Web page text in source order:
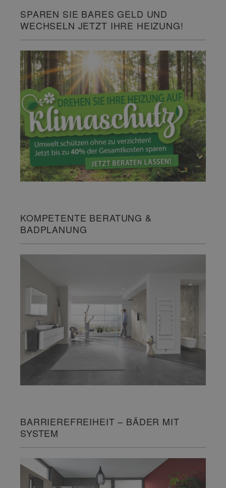
SPAREN SIE BARES GELD UND
WECHSELN JETZT IHRE HEIZUNG!
KOMPETENTE BERATUNG &
BADPLANUNG
BARRIEREFREIHEIT – BÄDER MIT
SYSTEM